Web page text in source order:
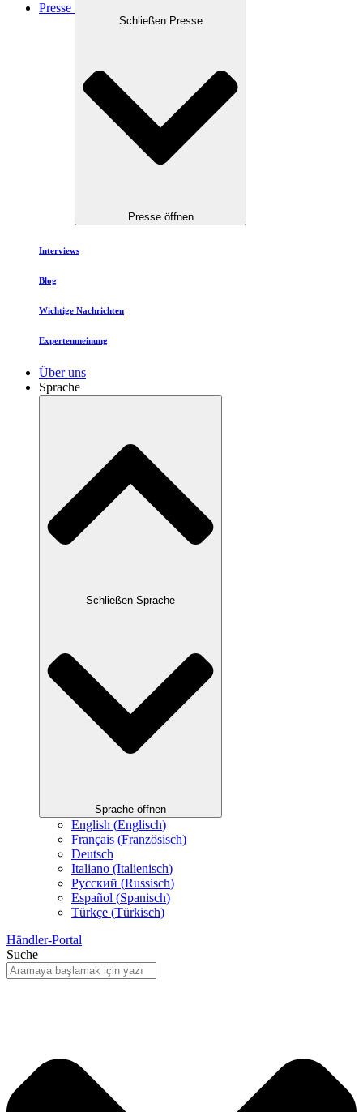
Presse
Schließen Presse
Presse öffnen
Interviews
Blog
Wichtige Nachrichten
Expertenmeinung
Über uns
Sprache
Schließen Sprache
Sprache öffnen
English (Englisch)
Français (Französisch)
Deutsch
Italiano (Italienisch)
Русский (Russisch)
Español (Spanisch)
Türkçe (Türkisch)
Händler-Portal
Suche